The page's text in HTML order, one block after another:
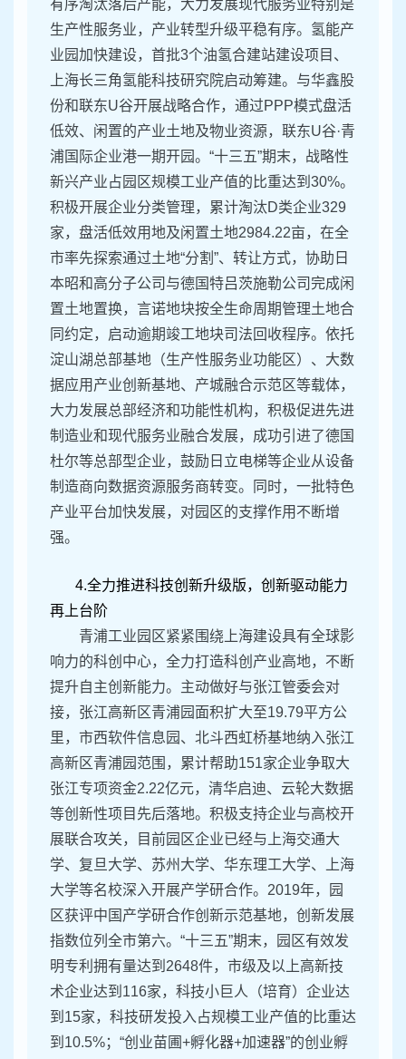
有序淘汰落后产能，大力发展现代服务业特别是
生产性服务业，产业转型升级平稳有序。氢能产
业园加快建设，首批3个油氢合建站建设项目、
上海长三角氢能科技研究院启动筹建。与华鑫股
份和联东U谷开展战略合作，通过PPP模式盘活
低效、闲置的产业土地及物业资源，联东U谷·青
浦国际企业港一期开园。“十三五”期末，战略性
新兴产业占园区规模工业产值的比重达到30%。
积极开展企业分类管理，累计淘汰D类企业329
家，盘活低效用地及闲置土地2984.22亩，在全
市率先探索通过土地“分割”、转让方式，协助日
本昭和高分子公司与德国特吕茨施勒公司完成闲
置土地置换，言诺地块按全生命周期管理土地合
同约定，启动逾期竣工地块司法回收程序。依托
淀山湖总部基地（生产性服务业功能区）、大数
据应用产业创新基地、产城融合示范区等载体，
大力发展总部经济和功能性机构，积极促进先进
制造业和现代服务业融合发展，成功引进了德国
杜尔等总部型企业，鼓励日立电梯等企业从设备
制造商向数据资源服务商转变。同时，一批特色
产业平台加快发展，对园区的支撑作用不断增
强。
4.全力推进科技创新升级版，创新驱动能力
再上台阶
青浦工业园区紧紧围绕上海建设具有全球影
响力的科创中心，全力打造科创产业高地，不断
提升自主创新能力。主动做好与张江管委会对
接，张江高新区青浦园面积扩大至19.79平方公
里，市西软件信息园、北斗西虹桥基地纳入张江
高新区青浦园范围，累计帮助151家企业争取大
张江专项资金2.22亿元，清华启迪、云轮大数据
等创新性项目先后落地。积极支持企业与高校开
展联合攻关，目前园区企业已经与上海交通大
学、复旦大学、苏州大学、华东理工大学、上海
大学等名校深入开展产学研合作。2019年，园
区获评中国产学研合作创新示范基地，创新发展
指数位列全市第六。“十三五”期末，园区有效发
明专利拥有量达到2648件，市级及以上高新技
术企业达到116家，科技小巨人（培育）企业达
到15家，科技研发投入占规模工业产值的比重达
到10.5%；“创业苗圃+孵化器+加速器”的创业孵